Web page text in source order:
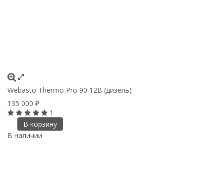
Webasto Thermo Pro 90 12В (дизель)
135 000 ₽
1
В корзину
В наличии